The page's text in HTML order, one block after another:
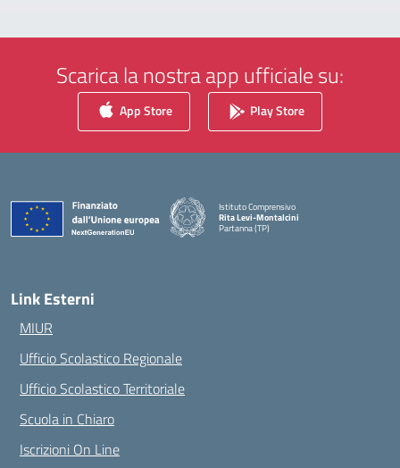
Scarica la nostra app ufficiale su:
App Store Play Store
Istituto Comprensivo
Rita Levi-Montalcini
Partanna (TP)
Link Esterni
MIUR
Ufficio Scolastico Regionale
Ufficio Scolastico Territoriale
Scuola in Chiaro
Iscrizioni On Line